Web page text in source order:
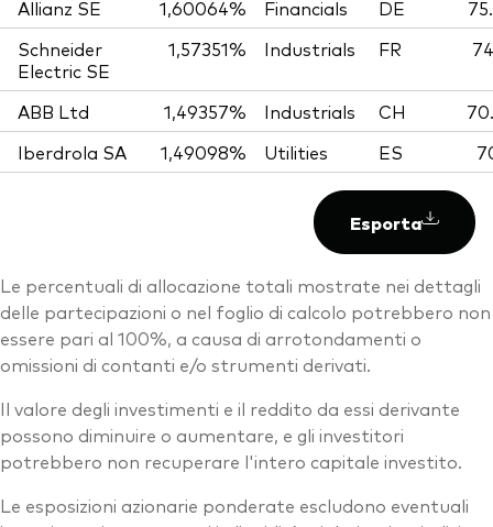
Allianz SE 1,60064% Financials DE
Schneider
Electric SE
1,57351% Industrials FR
ABB Ltd 1,49357% Industrials CH
Iberdrola SA
1,49098% Utilities ES
Esporta
Le percentuali di allocazione totali mostrate nei dettagli
delle partecipazioni o nel foglio di calcolo potrebbero non
essere pari al 100%, a causa di arrotondamenti o
omissioni di contanti e/o strumenti derivati.
Il valore degli investimenti e il reddito da essi derivante
possono diminuire o aumentare, e gli investitori
potrebbero non recuperare l'intero capitale investito.
Le esposizioni azionarie ponderate escludono eventuali